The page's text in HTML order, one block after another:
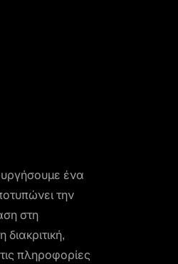
ένα
την
στη
πληροφορίες